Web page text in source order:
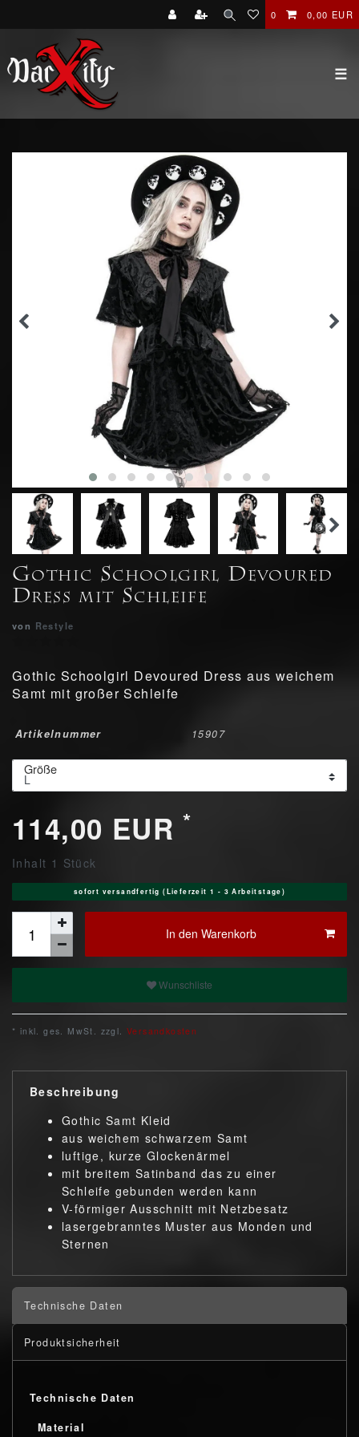
0 0,00 EUR
☰
Gothic Schoolgirl Devoured
Dress mit Schleife
von Restyle
Gothic Schoolgirl Devoured Dress aus weichem
Samt mit großer Schleife
Artikelnummer 15907
Größe
114,00 EUR*
Inhalt 1 Stück
sofort versandfertig (Lieferzeit 1 - 3 Arbeitstage)
In den Warenkorb
Wunschliste
* inkl. ges. MwSt. zzgl. Versandkosten
Beschreibung
Gothic Samt Kleid
aus weichem schwarzem Samt
luftige, kurze Glockenärmel
mit breitem Satinband das zu einer
Schleife gebunden werden kann
V-förmiger Ausschnitt mit Netzbesatz
lasergebranntes Muster aus Monden und
Sternen
Technische Daten
Produktsicherheit
Technische Daten
Material